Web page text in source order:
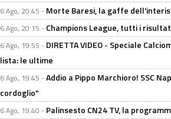
6 Ago, 20:45 - Morte Baresi, la gaffe
6 Ago, 20:15 - Champions League, tutti i
6 Ago, 19:55 - DIRETTA VIDEO - Speciale
lista: le ultime
6 Ago, 19:45 -Addio a Pippo Marchioro! SSC
cordoglio"
6 Ago, 19:40 - Palinsesto CN24 TV, la